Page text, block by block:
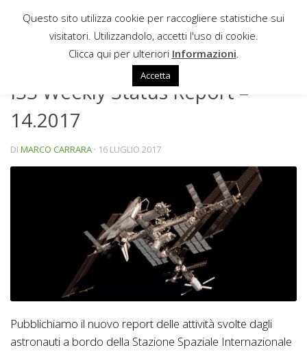
Sotto il contenuto
ISS Weekly Status Report –
14.2017
DI MARCO CARRARA · 16 LUGLIO 2017
Pubblichiamo il nuovo report delle attività svolte dagli
astronauti a bordo della Stazione Spaziale Internazionale
Questo sito utilizza cookie per raccogliere statistiche sui
visitatori. Utilizzandolo, accetti l'uso di cookie.
Clicca qui per ulteriori Informazioni
Accetta